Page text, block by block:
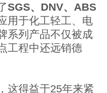
SGS、DNV、ABS
用于化工轻工、电
系列产品不仅被成
工程中还远销德
这得益于25年来紧